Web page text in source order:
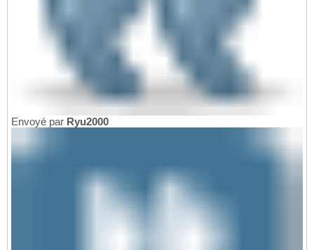
Envoyé par Ryu2000